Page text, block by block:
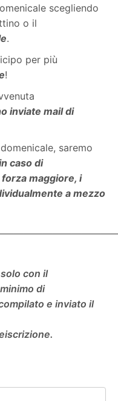
scegliendo
o il
.
per più
!
inviate mail di
saremo
caso di
maggiore, i
a mezzo
con il
di
e inviato il